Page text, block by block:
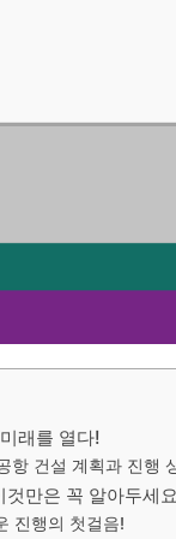
래를 열다!
항 건설 계획과 진행
것만은 꼭 알아두세
진행의 첫걸음!